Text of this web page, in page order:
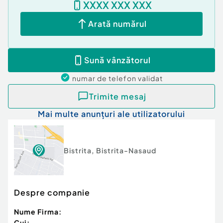
Cod ofertă / ID BLITZ: P14364
Id intern: P14364
Număr niveluri imobil:1
Nr. locuri parcare:
XXXX XXX XXX
Arată numărul
Sună vânzătorul
numar de telefon validat
Trimite mesaj
Mai multe anunțuri ale utilizatorului
Bistrita, Bistrita-Nasaud
Despre companie
Nume Firma: